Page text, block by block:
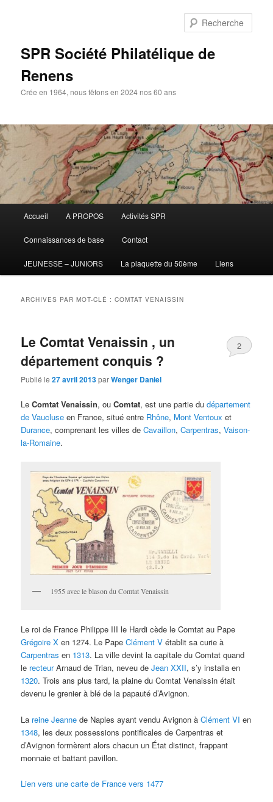
SPR Société Philatélique de
Renens
Crée en 1964, nous fêtons en 2024 nos 60 ans
principal
Accueil A PROPOS Activités SPR
Connaissances de base Contact
JEUNESSE – JUNIORS La plaquette du 50ème Liens
ARCHIVES PAR MOT-CLÉ :COMTAT VENAISSIN
Le Comtat Venaissin , un
département conquis ?
Publié le27 avril 2013parWenger Daniel
2
LeComtat Venaissin, ouComtat, est une partie dudépartement
de Vaucluse en France, situé entre Rhône, Mont Ventoux et
Durance, comprenant les villes deCavaillon,Carpentras,Vaison-
la-Romaine.
1955 avec le blason du Comtat Venaissin
Le roi de France Philippe III le Hardi cède le Comtat au Pape
Grégoire X en 1274. Le PapeClément V établit sa curie à
Carpentras en 1313. La ville devint la capitale du Comtat quand
le recteurArnaud de Trian, neveu deJean XXII, s’y installa en
1320. Trois ans plus tard, la plaine du Comtat Venaissin était
devenu le grenier à blé de la papauté d’Avignon.
La reine Jeanne de Naples ayant vendu Avignon àClément VI en
1348, les deux possessions pontificales de Carpentras et
d’Avignon formèrent alors chacun un État distinct, frappant
monnaie et battant pavillon.
Lien vers une carte de France vers 1477